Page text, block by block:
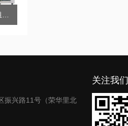
RY-SL22石油沥青四组分测定仪
振兴路11号（荣华里北
关注我们